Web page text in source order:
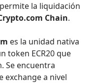
permite la liquidación
Chain.
es la unidad nativa
token ECR20 que
Se encuentra
exchange a nivel